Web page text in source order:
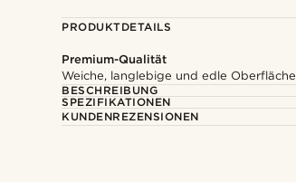
PRODUKTDETAILS
Premium-Qualität
Weiche, langlebige und edle Oberfläche
BESCHREIBUNG
SPEZIFIKATIONEN
KUNDENREZENSIONEN